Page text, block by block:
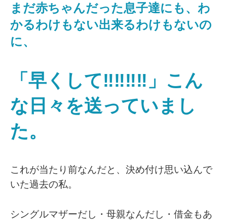
まだ赤ちゃんだった息子達にも、わ
かるわけもない出来るわけもないの
に、
「早くして‼️‼️‼️‼️」こん
な日々を送っていまし
た。
これが当たり前なんだと、決め付け思い込んで
いた過去の私。
シングルマザーだし・母親なんだし・借金もあ